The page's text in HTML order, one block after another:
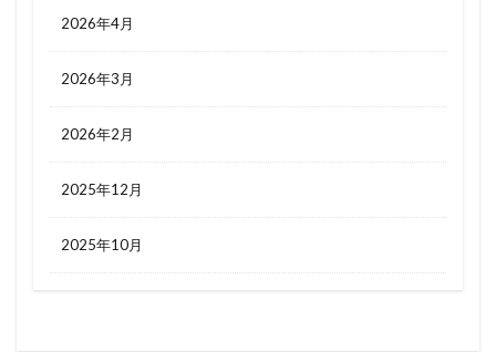
2026年4月
2026年3月
2026年2月
2025年12月
2025年10月